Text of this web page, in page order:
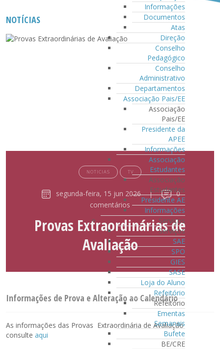
Informações
Documentos
Atas
Direção
Conselho
Pedagógico
Conselho
Administrativo
Departamentos
Associação Pais/EE
Associação
Pais/EE
Presidente da
APEE
Informações
Associação
Estudantes
Associação
Estudantes
Presidente AE
Informações
Serviços
Serviços
SAE
SPO
GIES
SASE
Loja do Aluno
Refeitório
Refeitório
Ementas
Semanais
Bufete
BE/CRE
NOTÍCIAS
NOTICIAS TV
segunda-feira, 15 jun 2026 |
0
comentários
Provas Extraordinárias de
Avaliação
Informações de Prova e Alteração ao Calendário
As informações das Provas Extraordinária de Avaliação
consulte aqui